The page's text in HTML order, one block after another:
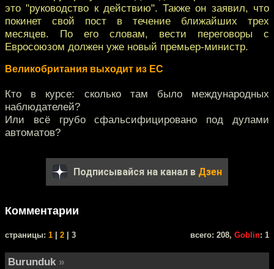
это "руководство к действию". Также он заявил, что
покинет свой пост в течение ближайших трех
месяцев. По его словам, вести переговоры с
Евросоюзом должен уже новый премьер-министр.
Великобритания выходит из ЕС
Кто в курсе: сколько там было международных
наблюдателей?
Или всё грубо сфальсифицировано под дулами
автоматов?
Подписывайся на канал в Дзен
Комментарии
cтраницы: 1 2 | 3 всего: 208, Goblin: 1
Burunduk »